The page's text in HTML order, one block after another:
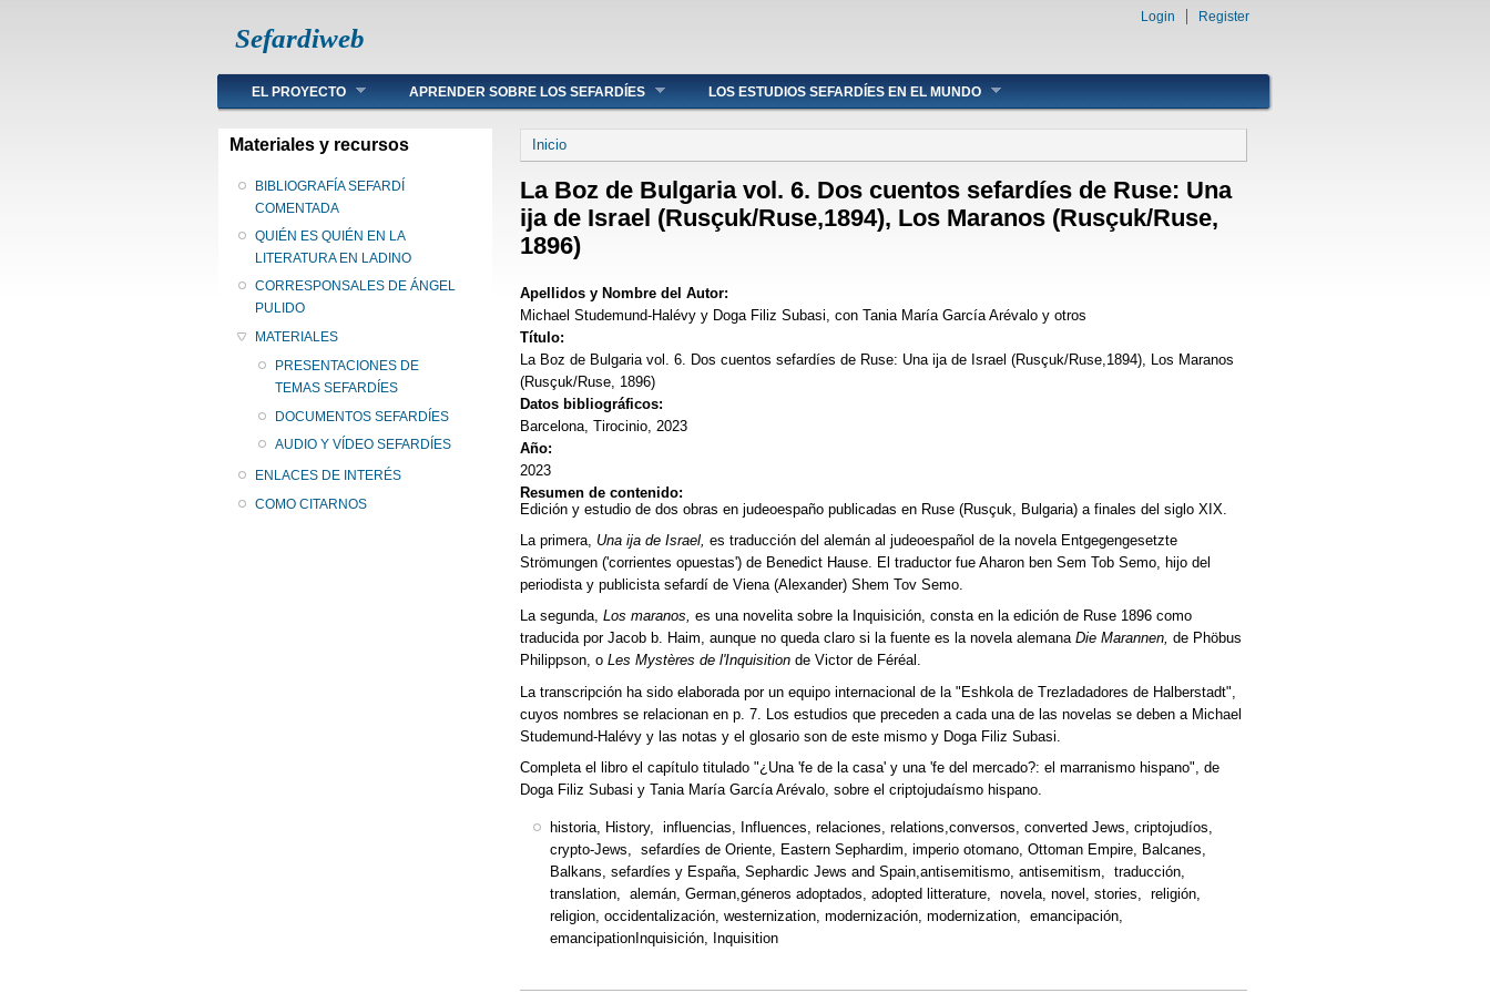
Sefardiweb
Login Register
Main menu
EL PROYECTO APRENDER SOBRE LOS SEFARDÍES LOS ESTUDIOS SEFARDÍES EN EL MUNDO
Materiales y recursos
BIBLIOGRAFÍA SEFARDÍ
COMENTADA
QUIÉN ES QUIÉN EN LA
LITERATURA EN LADINO
CORRESPONSALES DE ÁNGEL
PULIDO
MATERIALES
PRESENTACIONES DE
TEMAS SEFARDÍES
DOCUMENTOS SEFARDÍES
AUDIO Y VÍDEO SEFARDÍES
ENLACES DE INTERÉS
COMO CITARNOS
Se encuentra usted aquí
Inicio
La Boz de Bulgaria vol. 6. Dos cuentos sefardíes de Ruse: Una
ija de Israel (Rusçuk/Ruse,1894), Los Maranos (Rusçuk/Ruse,
1896)
Apellidos y Nombre del Autor:
Michael Studemund-Halévy y Doga Filiz Subasi, con Tania María García Arévalo y otros
Título:
La Boz de Bulgaria vol. 6. Dos cuentos sefardíes de Ruse: Una ija de Israel (Rusçuk/Ruse,1894), Los Maranos
(Rusçuk/Ruse, 1896)
Datos bibliográficos:
Barcelona, Tirocinio, 2023
Año:
2023
Resumen de contenido:
Edición y estudio de dos obras en judeoespaño publicadas en Ruse (Rusçuk, Bulgaria) a finales del siglo XIX.
La primera, Una ija de Israel, es traducción del alemán al judeoespañol de la novela Entgegengesetzte
Strömungen ('corrientes opuestas') de Benedict Hause. El traductor fue Aharon ben Sem Tob Semo, hijo del
periodista y publicista sefardí de Viena (Alexander) Shem Tov Semo.
La segunda, Los maranos, es una novelita sobre la Inquisición, consta en la edición de Ruse 1896 como
traducida por Jacob b. Haim, aunque no queda claro si la fuente es la novela alemana Die Marannen, de Phöbus
Philippson, o Les Mystères de l'Inquisition de Victor de Féréal.
La transcripción ha sido elaborada por un equipo internacional de la "Eshkola de Trezladadores de Halberstadt",
cuyos nombres se relacionan en p. 7. Los estudios que preceden a cada una de las novelas se deben a Michael
Studemund-Halévy y las notas y el glosario son de este mismo y Doga Filiz Subasi.
Completa el libro el capítulo titulado "¿Una 'fe de la casa' y una 'fe del mercado?: el marranismo hispano", de
Doga Filiz Subasi y Tania María García Arévalo, sobre el criptojudaísmo hispano.
historia, History, influencias, Influences, relaciones, relations,conversos, converted Jews, criptojudíos,
crypto-Jews, sefardíes de Oriente, Eastern Sephardim, imperio otomano, Ottoman Empire, Balcanes,
Balkans, sefardíes y España, Sephardic Jews and Spain,antisemitismo, antisemitism, traducción,
translation, alemán, German,géneros adoptados, adopted litterature, novela, novel, stories, religión,
religion, occidentalización, westernization, modernización, modernization, emancipación,
emancipationInquisición, Inquisition